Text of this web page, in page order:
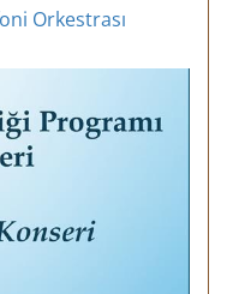
Orkestrası